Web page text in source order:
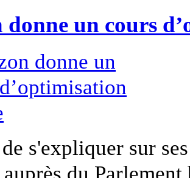
donne un cours
s'expliquer sur